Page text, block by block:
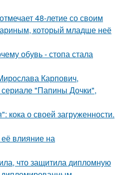
48-летие со своим
который младше неё
обувь - стопа стала
Карпович,
"Папины Дочки",
кока о своей загруженности.
влияние на
что защитила дипломную